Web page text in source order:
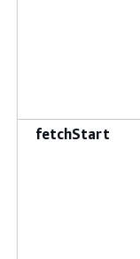
fetchStart